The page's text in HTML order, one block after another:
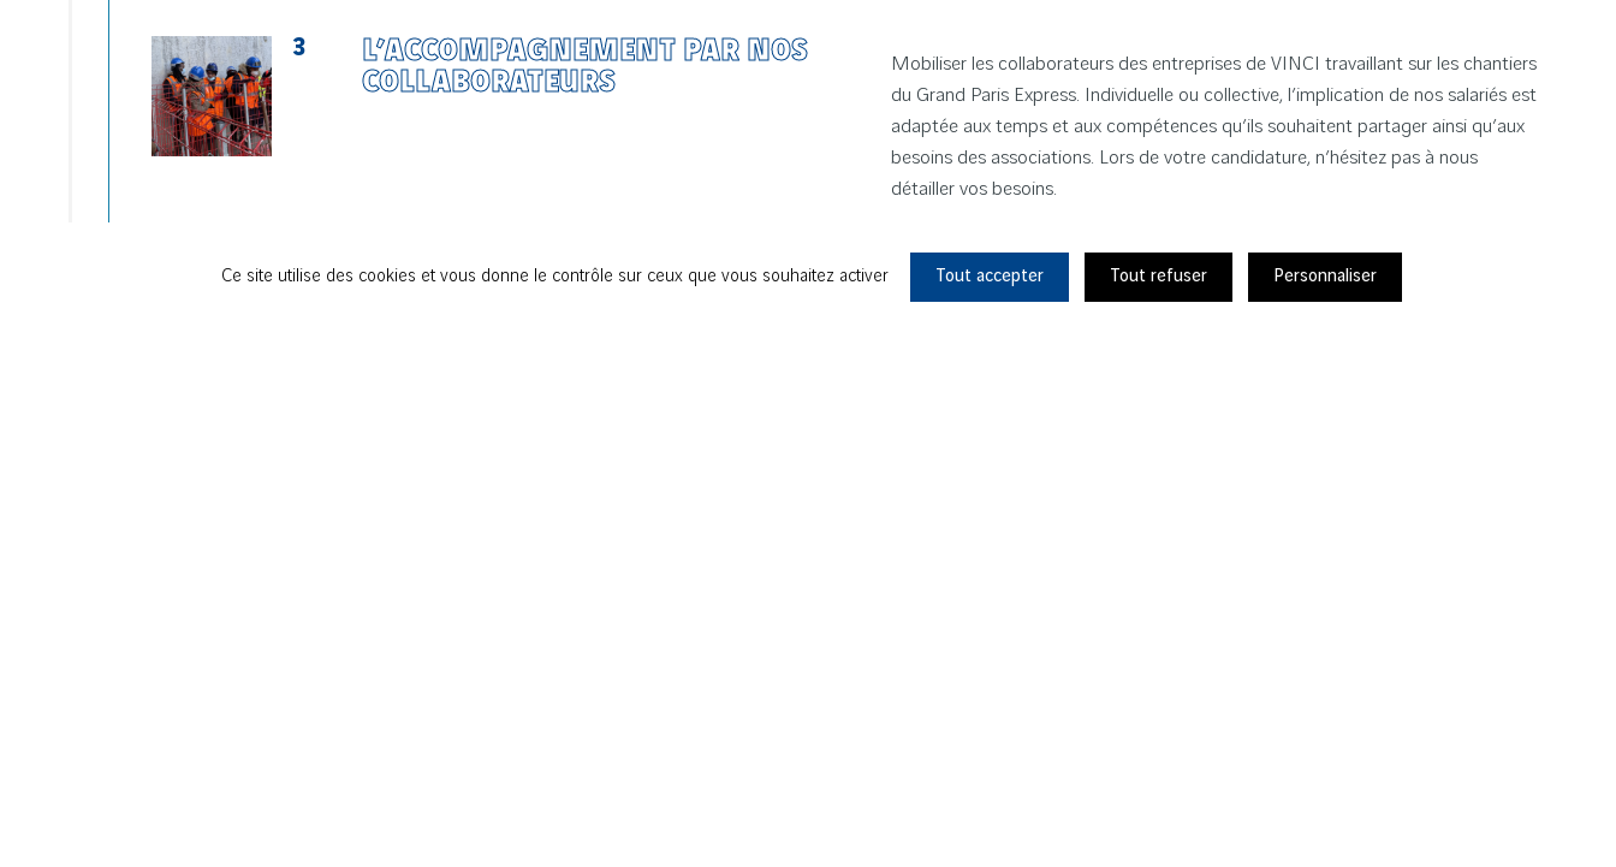
3
L’ACCOMPAGNEMENT PAR NOS
COLLABORATEURS
Mobiliser les collaborateurs des entreprises de VINCI travaillant sur les chantiers
du Grand Paris Express. Individuelle ou collective, l’implication de nos salariés est
adaptée aux temps et aux compétences qu’ils souhaitent partager ainsi qu’aux
besoins des associations. Lors de votre candidature, n’hésitez pas à nous
détailler vos besoins.
Votre projet
Ce site utilise des cookies et vous donne le contrôle sur ceux que vous souhaitez activer Tout accepter Tout refuser Personnaliser